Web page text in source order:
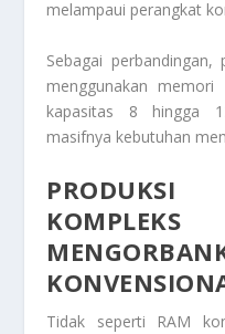
melampaui perangkat
Sebagai
menggunakan
kapasitas 8 hingga
masifnya kebutuhan
Tidak seperti RAM